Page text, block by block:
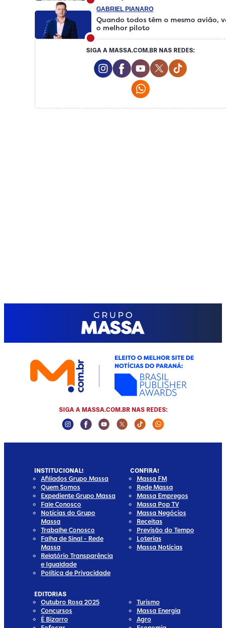
GABRIEL PIANARO
Quando todos têm o mesmo avião,
o melhor piloto
SIGA A MASSA.COM.BR NAS REDES:
Instagram Social Media
Facebook Social Media
Youtube Social
Twitter Social
Whatsapp Social
SIGA A MASSA.COM.BR NAS REDES:
Instagram Social Media
Facebook Social Media
Youtube Social Media
Twitter Social Media
Tiktok Social Media
Whatsapp
INSTITUCIONAL!
Afiliados Grupo Massa
Quem Somos
Expediente Grupo Massa
Fale Conosco
Notícias do Grupo
Massa
Trabalhe Conosco
Falha de Sinal - Rede
Massa
Relatório Transparência
e Igualdade
Política de Privacidade
CONFIRA!
Massa FM
Rede Massa
Massa Empregos
Massa Pop TV
Massa Negócios
Receitas
Previsão do Tempo
Loterias
Massa Notícias
EDITORIAS
Outubro Rosa 2025
Concursos
É Bizarro
Turismo
Massa Energia
Agro